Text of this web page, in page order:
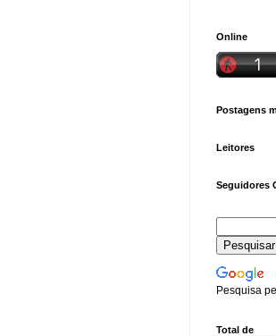
Online
Postagens
Leitores
Seguidores
Pesquisa
Total de